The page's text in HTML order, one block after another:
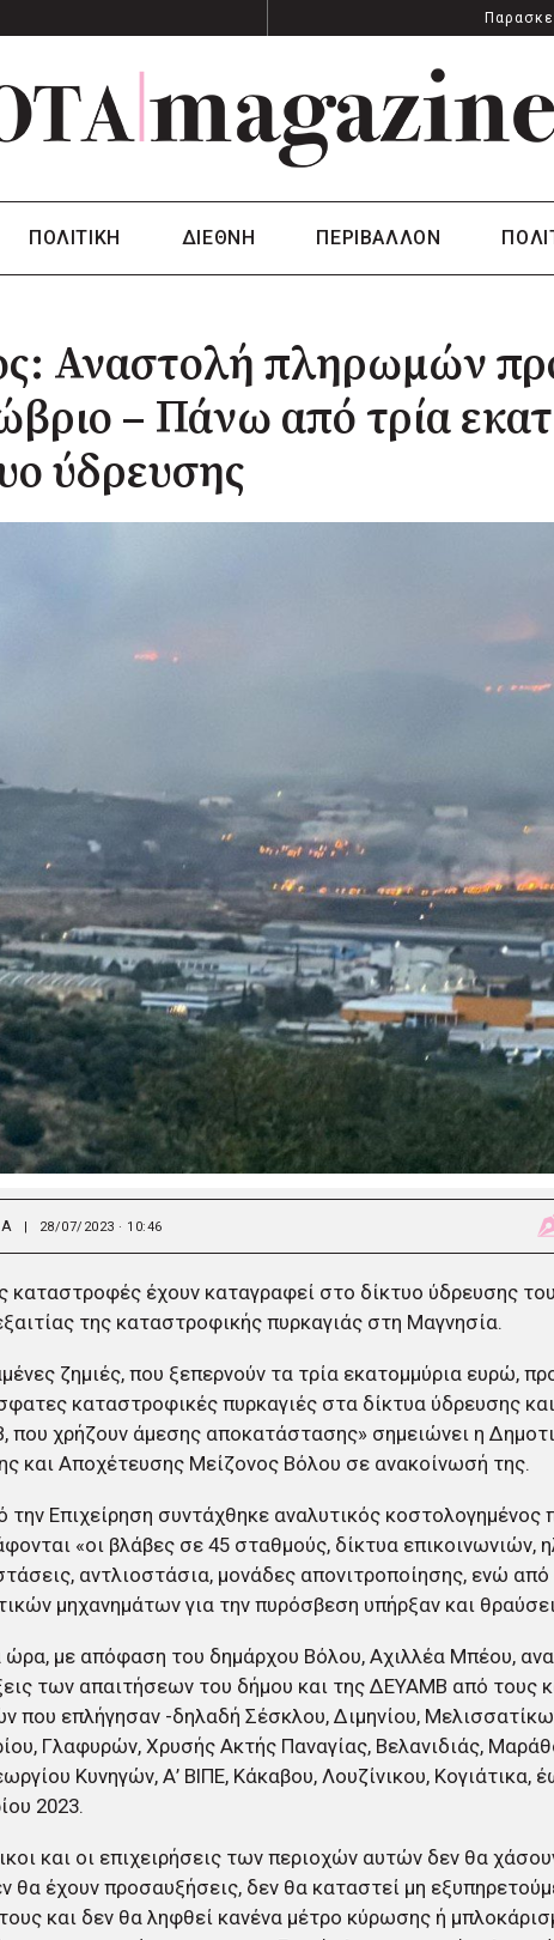
ΠΟΛΙΤΙΚΗ ΔΙΕΘΝΗ ΠΕΡΙΒΑΛΛΟΝ
Αναστολή πληρωμών
– Πάνω από τρία
ύδρευσης
| 28/07/2023 · 10:46
καταστροφές έχουν καταγραφεί στο δίκτυο ύδρευσης
της καταστροφικής πυρκαγιάς στη Μαγνησία.
ζημιές, που ξεπερνούν τα τρία εκατομμύρια ευρώ,
καταστροφικές πυρκαγιές στα δίκτυα ύδρευσης
χρήζουν άμεσης αποκατάστασης» σημειώνει η
και Αποχέτευσης Μείζονος Βόλου σε ανακοίνωσή της.
την Επιχείρηση συντάχθηκε αναλυτικός κοστολογημένος
«οι βλάβες σε 45 σταθμούς, δίκτυα επικοινωνιών,
αντλιοστάσια, μονάδες απονιτροποίησης, ενώ από
μηχανημάτων για την πυρόσβεση υπήρξαν και
ώρα, με απόφαση του δημάρχου Βόλου, Αχιλλέα Μπέου,
των απαιτήσεων του δήμου και της ΔΕΥΑΜΒ από τους
που επλήγησαν -δηλαδή Σέσκλου, Διμηνίου,
Γλαφυρών, Χρυσής Ακτής Παναγίας, Βελανιδιάς,
Κυνηγών, Α’ ΒΙΠΕ, Κάκαβου, Λουζίνικου, Κογιάτικα,
2023.
και οι επιχειρήσεις των περιοχών αυτών δεν θα
θα έχουν προσαυξήσεις, δεν θα καταστεί μη
και δεν θα ληφθεί κανένα μέτρο κύρωσης ή